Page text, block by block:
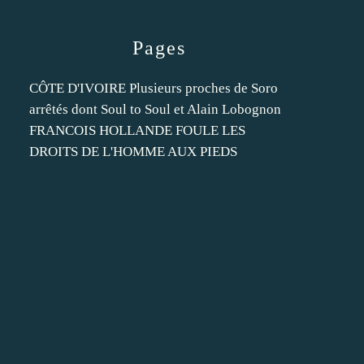
Pages
CÔTE D'IVOIRE Plusieurs proches de Soro
arrêtés dont Soul to Soul et Alain Lobognon
FRANCOIS HOLLANDE FOULE LES
DROITS DE L'HOMME AUX PIEDS